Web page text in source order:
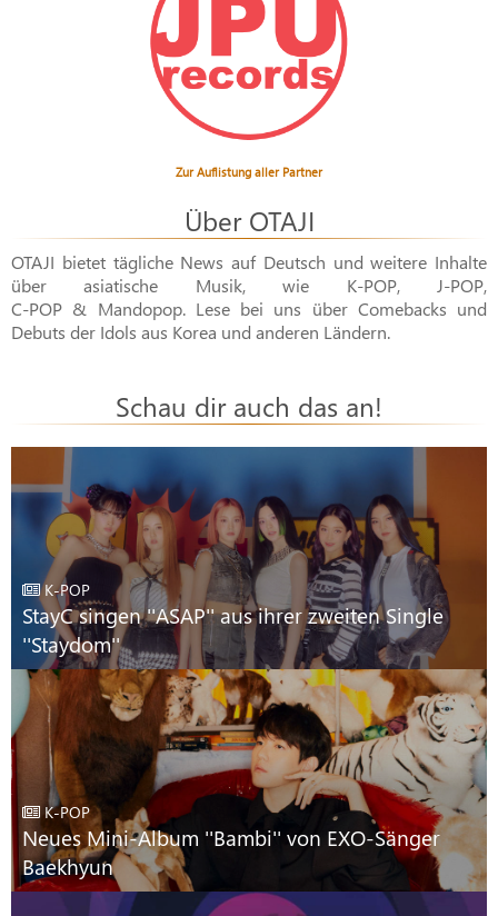
Zur Auflistung aller Partner
Über OTAJI
OTAJI bietet tägliche News auf Deutsch und weitere Inhalte
über asiatische Musik, wie K-POP, J-POP,
C-POP & Mandopop. Lese bei uns über Comebacks und
Debuts der Idols aus Korea und anderen Ländern.
Schau dir auch das an!
K-POP
StayC singen ''ASAP'' aus ihrer zweiten Single
''Staydom''
K-POP
Neues Mini-Album ''Bambi'' von EXO-Sänger
Baekhyun